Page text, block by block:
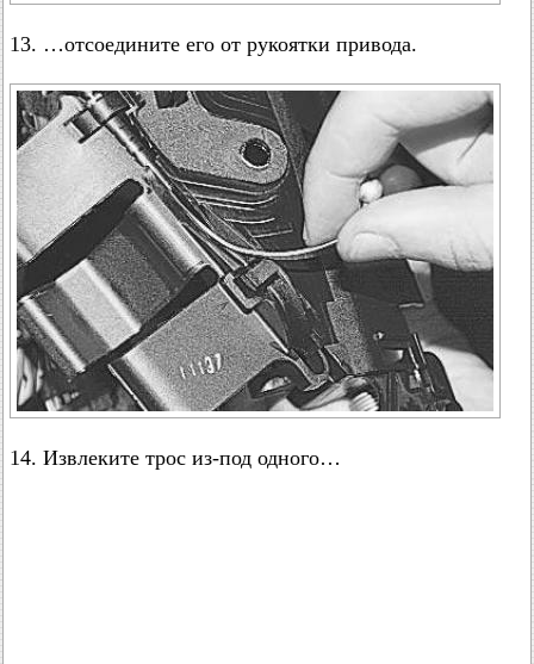
13. …отсоедините его от рукоятки привода.
14. Извлеките трос из-под одного…